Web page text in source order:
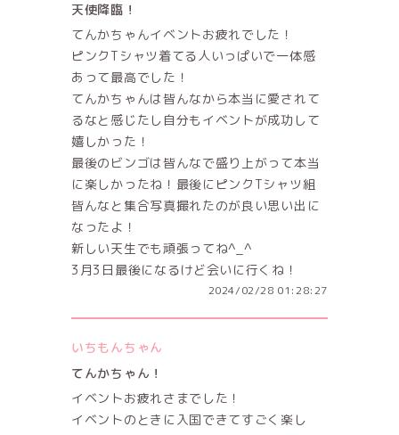
天使降臨！
てんかちゃんイベントお疲れでした！
ピンクTシャツ着てる人いっぱいで一体感
あって最高でした！
てんかちゃんは皆んなから本当に愛されて
るなと感じたし自分もイベントが成功して
嬉しかった！
最後のビンゴは皆んなで盛り上がって本当
に楽しかったね！最後にピンクTシャツ組
皆んなと集合写真撮れたのが良い思い出に
なったよ！
新しい天生でも頑張ってね^_^
3月3日最後になるけど会いに行くね！
2024/02/28 01:28:27
いちもんちゃん
てんかちゃん！
イベントお疲れさまでした！
イベントのときに入国できてすごく楽し